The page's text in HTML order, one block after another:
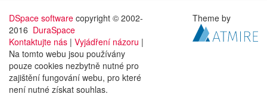
DSpace software copyright © 2002-
2016 DuraSpace
Kontaktujte nás | Vyjádření názoru |
Na tomto webu jsou používány
pouze cookies nezbytně nutné pro
zajištění fungování webu, pro které
není nutné získat souhlas.
Theme by